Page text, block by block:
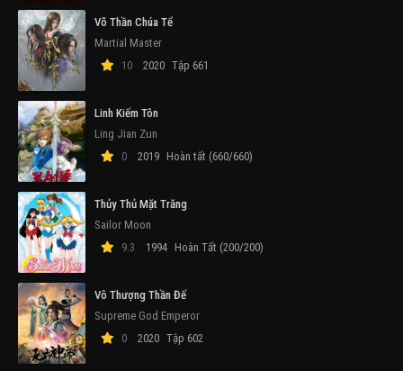
Võ Thần Chúa Tể
Martial Master
10
2020 Tập 661
Linh Kiếm Tôn
Ling Jian Zun
0
2019 Hoàn tất (660/660)
Thủy Thủ Mặt Trăng
Sailor Moon
9.3
1994 Hoàn Tất (200/200)
Vô Thượng Thần Đế
Supreme God Emperor
0
2020 Tập 602